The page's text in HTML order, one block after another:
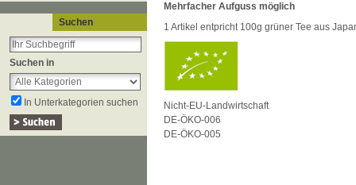
Suchen
Suchen in
In Unterkategorien suchen
Mehrfacher Aufguss möglich
1 Artikel entpricht 100g grüner Tee aus
Nicht-EU-Landwirtschaft
DE-ÖKO-006
DE-ÖKO-005